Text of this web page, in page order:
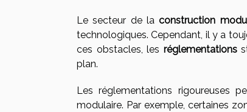
Le secteur de laconstruction
technologiques. Cependant, il y a
ces obstacles, les réglementations
plan.
Les réglementations rigoureuses
modulaire. Par exemple, certaines